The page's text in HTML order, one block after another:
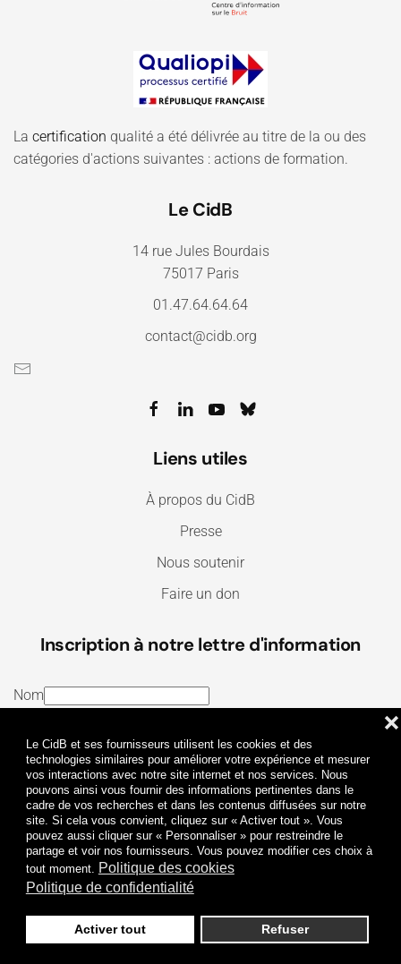
Le CidB et ses fournisseurs utilisent les cookies et des
technologies similaires pour améliorer votre expérience et mesurer
vos interactions avec notre site internet et nos services. Nous
pouvons ainsi vous fournir des informations pertinentes dans le
cadre de vos recherches et dans les contenus diffusées sur notre
site. Si cela vous convient, cliquez sur « Activer tout ». Vous
pouvez aussi cliquer sur « Personnaliser » pour restreindre le
partage et voir nos fournisseurs. Vous pouvez modifier ces choix à
tout moment. Politique des cookies
Politique de confidentialité
Activer tout Refuser
❌
La certification qualité a été délivrée au titre de la ou des
catégories d'actions suivantes : actions de formation.
Le CidB
14 rue Jules Bourdais
75017 Paris
01.47.64.64.64
contact@cidb.org
Liens utiles
À propos du CidB
Presse
Nous soutenir
Faire un don
Inscription à notre lettre d'information
Nom
J’ai lu et j’accepte lesTermes et conditionset la
Politique de confidentialité
Je m'abonne